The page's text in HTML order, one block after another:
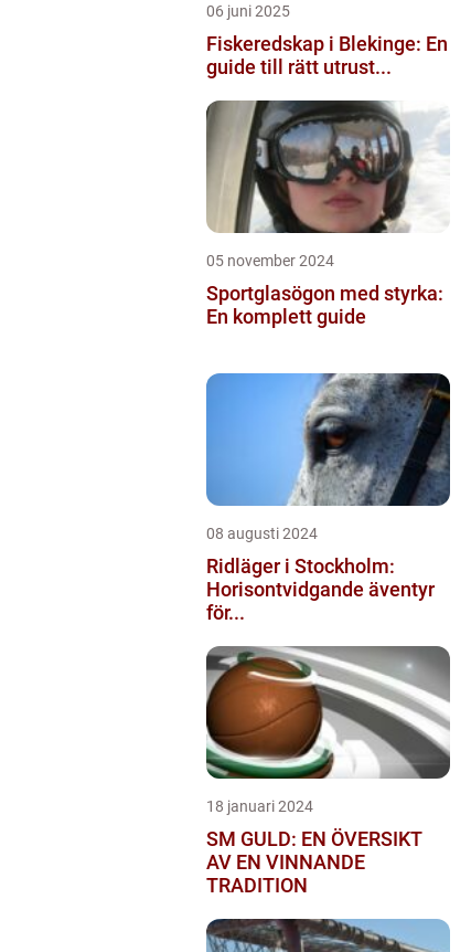
06 juni 2025
Fiskeredskap i Blekinge: En
guide till rätt utrust...
05 november 2024
Sportglasögon med styrka:
En komplett guide
08 augusti 2024
Ridläger i Stockholm:
Horisontvidgande äventyr
för...
18 januari 2024
SM GULD: EN ÖVERSIKT
AV EN VINNANDE
TRADITION